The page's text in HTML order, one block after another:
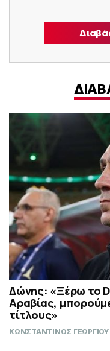
Δώνης: «Ξέρω το
Αραβίας,
τίτλους»
ΚΩΝΣΤΑΝΤΙΝΟΣ ΓΕΩΡΓΙΟΥ